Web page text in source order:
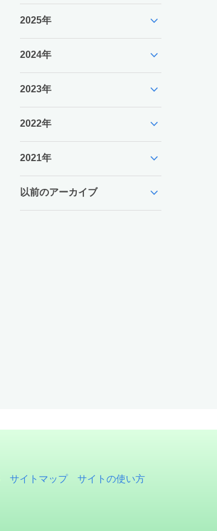
2025年 expand_more
2024年 expand_more
2023年 expand_more
2022年 expand_more
2021年 expand_more
以前のアーカイブ expand_more
サイトマップ サイトの使い方